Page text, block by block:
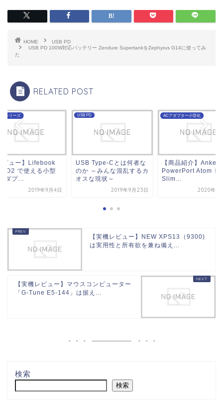
HOME
USB PD
USB PD 100W対応バッテリー Zendure SupertankをZephyrus G14に使ってみ
た
RELATED POST
Type-Cとは何者な
～みんな混乱するカ
現状～
2019年9月23日
ACアダプター小型化
【商品紹介】Anker
PowerPort Atom Ⅲ
Slim...
2020年1月18日
Lifebookシリーズ
【レビュー】
WU3/D2 で使える小
ACアダプ...
2019年9
【実機レビュー】NEW XPS13（9300)
は実用性と所有欲を兼ね備え...
【実機レビュー】マウスコンピューター
「G-Tune E5-144」は据え...
検索
検索